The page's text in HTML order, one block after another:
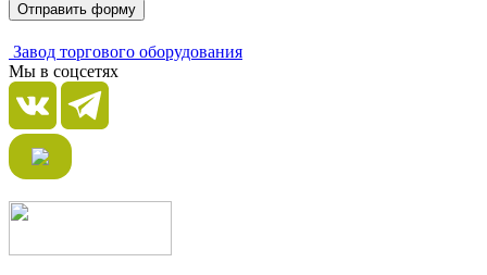
Отправить форму
Завод торгового оборудования
Мы в соцсетях